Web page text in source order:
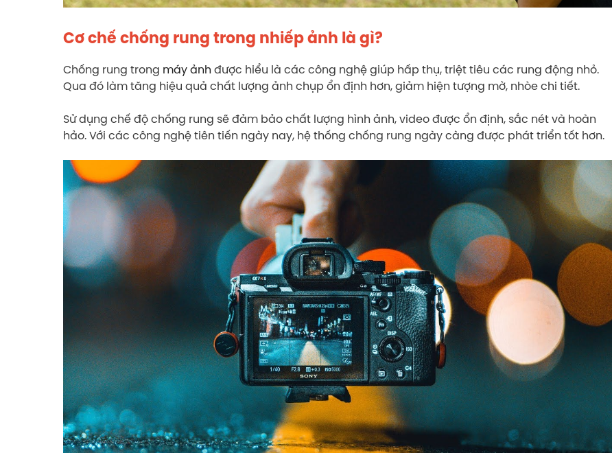
Cơ chế chống rung trong nhiếp ảnh là gì?
Chống rung trong máy ảnh được hiểu là các công nghệ giúp hấp thụ, triệt tiêu các rung động nhỏ.
Qua đó làm tăng hiệu quả chất lượng ảnh chụp ổn định hơn, giảm hiện tượng mờ, nhòe chi tiết.
Sử dụng chế độ chống rung sẽ đảm bảo chất lượng hình ảnh, video được ổn định, sắc nét và hoàn
hảo. Với các công nghệ tiên tiến ngày nay, hệ thống chống rung ngày càng được phát triển tốt hơn.